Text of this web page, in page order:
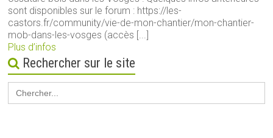
sont disponibles sur le forum : https://les-
castors.fr/community/vie-de-mon-chantier/mon-chantier-
mob-dans-les-vosges (accès [...]
Plus d’infos
Rechercher sur le site
Search
for: